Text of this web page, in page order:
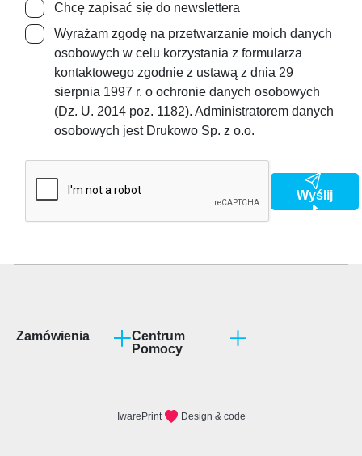
Chcę zapisać się do newslettera
Wyrażam zgodę na przetwarzanie moich danych
osobowych w celu korzystania z formularza
kontaktowego zgodnie z ustawą z dnia 29
sierpnia 1997 r. o ochronie danych osobowych
(Dz. U. 2014 poz. 1182). Administratorem danych
osobowych jest Drukowo Sp. z o.o.
Wyślij
Centrum
Pomocy
Rodzaje podłoży
Zamówienia